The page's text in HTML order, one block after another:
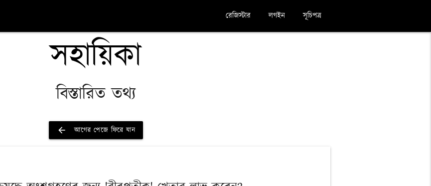
সূচিপত্র
লগইন
রেজিস্টার
সহায়িকা
বিস্তারিত তথ্য
arrow_back আগের পেজে ফিরে যান